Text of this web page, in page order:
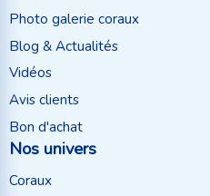
Photo galerie coraux
Blog & Actualités
Vidéos
Avis clients
Bon d'achat
Nos univers
Coraux